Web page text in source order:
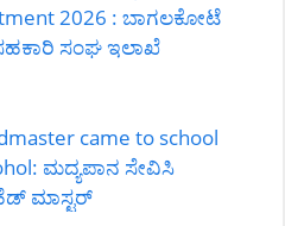
2026 : ಬಾಗಲಕೋಟೆ
ಸಂಘ ಇಲಾಖೆ
came to school
ಮದ್ಯಪಾನ ಸೇವಿಸಿ
ಮಾಸ್ಟರ್